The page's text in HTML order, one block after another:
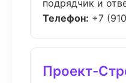
подрядчик и
Телефон: +7
Проект-